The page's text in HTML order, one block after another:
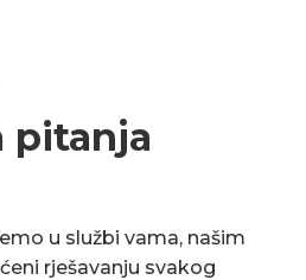
pitanja
u službi vama, našim
rješavanju svakog